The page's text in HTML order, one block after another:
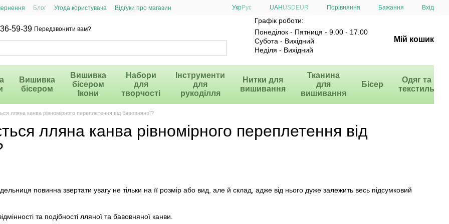
Блог Угода користувача Відгуки про магазин УкрРус UAH USD EUR Порівняння Бажання Вхід
59-39 Передзвонити вам?
Графік роботи:
Понеділок - Пятниця - 9.00 - 17.00
Субота - Вихідний
Неділя - Вихідний
Мій кошик
Вишивка
бісером
Вишивка
бісером
Ікони
Набори
для
творчості
Інструменти
для
рукоділля
Нитки для
вишивання
Тканина
для
вишивання
Бісер
Одяг та
текстиль
лляна канва рівномірного переплетення від бавовняної?
лляна канва рівномірного переплетення від
повинна звертати увагу не тільки на її розмір або вид, але й склад, адже від нього дуже залежить весь підсумковий
та подібності лляної та бавовняної канви. ⠀